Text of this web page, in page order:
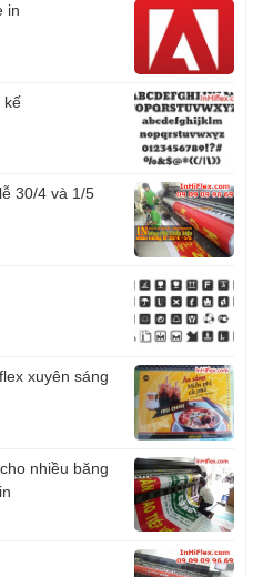
in
kế
30/4 và 1/5
xuyên sáng
nhiều băng